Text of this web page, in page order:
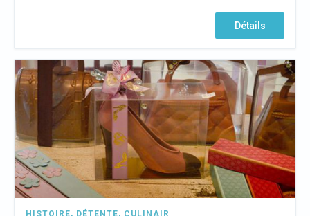
Détails
HISTOIRE, DÉTENTE, CULINAIR